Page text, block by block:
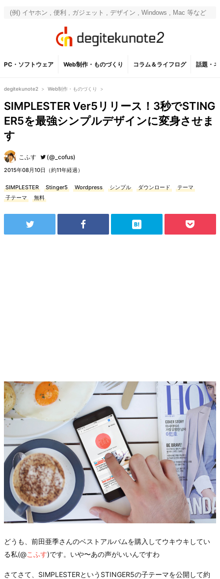
PC・ソフトウェア Web制作・ものづくり コラム＆ライフログ 話題・
degitekunote2 > Web制作・ものづくり >
SIMPLESTER Ver5リリース！3秒でSTING
ER5を最強シンプルデザインに変身させま
す
こふす (@_cofus)
2015年08月10日（約11年経過）
SIMPLESTER Stinger5 Wordpress シンプル ダウンロード
テーマ
子テーマ
無料
どうも、前田亜季さんのベストアルバムを購入してウキウキしてい
る私(@こふす)です。いや〜あの声がいいんですわ
さてさて、SIMPLESTERというSTINGER5の子テーマを公開して約